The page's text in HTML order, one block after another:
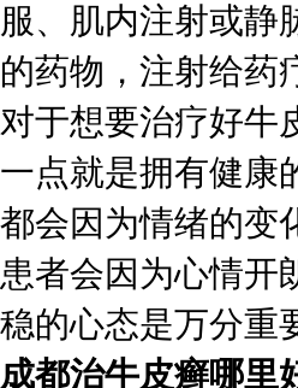
服、肌内注射或静
的药物，注射给药
对于想要治疗好牛
一点就是拥有健康
都会因为情绪的变
患者会因为心情开
稳的心态是万分重
成都治牛皮癣哪里